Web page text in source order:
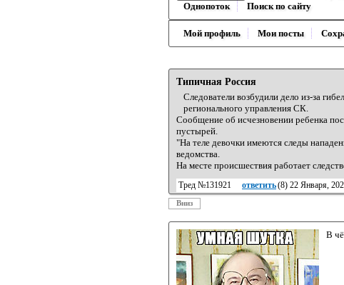
Однопоток
Поиск по сайту
Мой профиль Мои посты
Типичная Россия
Следователи возбудили дело из-за
регионального управления СК.
Сообщение об исчезновении ребенка
пустырей.
"На теле девочки имеются следы
ведомства.
На месте происшествия работает
Тред №131921 ответить(8) 22 Января,
Вниз
В